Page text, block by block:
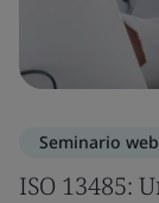
Seminario web
ISO 13485: